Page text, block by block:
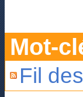
Mot-
Fil